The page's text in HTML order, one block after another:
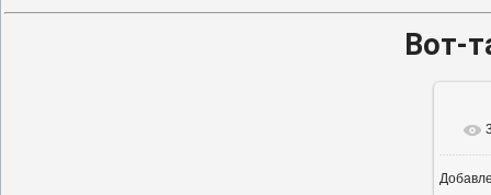
Вот-